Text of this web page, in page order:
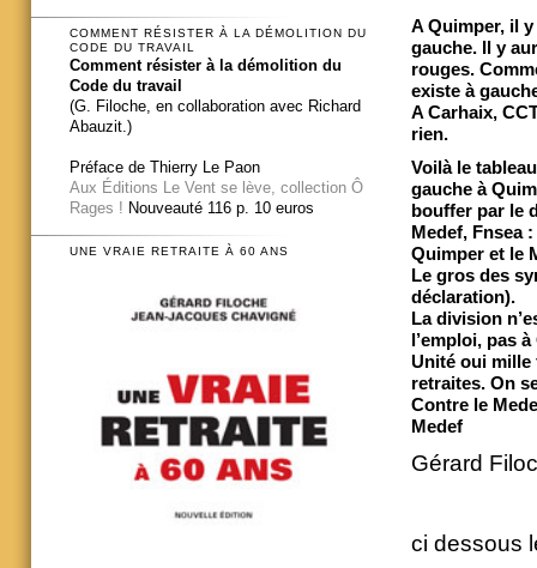
A Quimper, il
gauche. Il y
rouges.
existe à
A Carhaix,
rien.
Voilà le
gauche à
bouffer par le
Medef, Fnsea
Quimper et le
Le gros des
déclaration).
La division
l’emploi, pas
Unité oui mille
retraites. On
Contre le
Medef
Gérard
ci dessous
COMMENT RÉSISTER À LA DÉMOLITION DU
CODE DU TRAVAIL
Comment résister à la démolition du
Code du travail
(G. Filoche, en collaboration avec Richard
Abauzit.)
Préface de Thierry Le Paon
Aux Éditions Le Vent se lève, collection Ô
Rages ! Nouveauté 116 p. 10 euros
UNE VRAIE RETRAITE À 60 ANS